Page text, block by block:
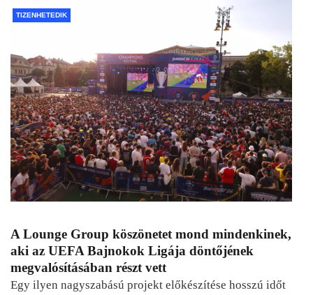
TIZENHETEDIK
A Lounge Group köszönetet mond mindenkinek,
aki az UEFA Bajnokok Ligája döntőjének
megvalósításában részt vett
Egy ilyen nagyszabású projekt előkészítése hosszú időt